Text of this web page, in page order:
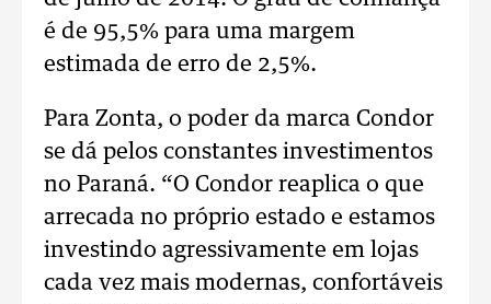
é de 95,5% para uma margem
estimada de erro de 2,5%.
Para Zonta, o poder da marca Condor
se dá pelos constantes investimentos
no Paraná. “O Condor reaplica o que
arrecada no próprio estado e estamos
investindo agressivamente em lojas
cada vez mais modernas, confortáveis